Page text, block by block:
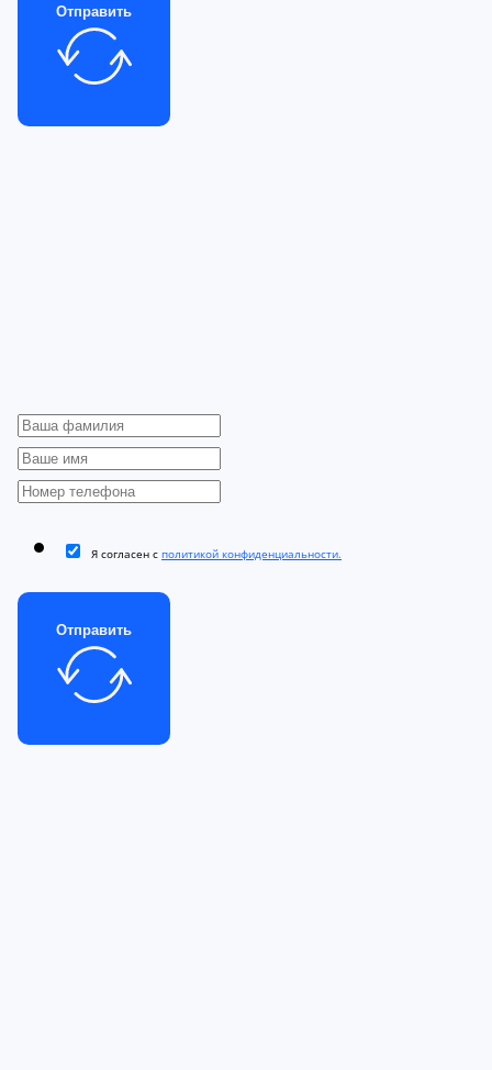
Отправить
Я согласен с политикой конфиденциальности.
Отправить